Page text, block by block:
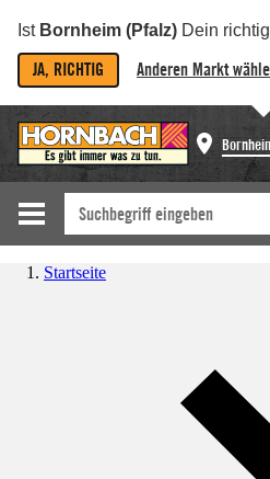
Ist Bornheim (Pfalz) Dein
JA, RICHTIG Anderen Markt
Startseite